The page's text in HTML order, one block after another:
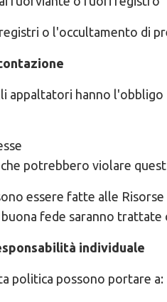
o l'occultamento di
appaltatori hanno l'obbligo
potrebbero violare
essere fatte alle
fede saranno
individuale
politica possono portare a: